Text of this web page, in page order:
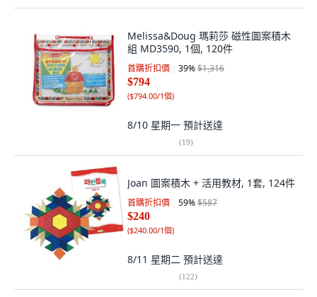
Melissa&Doug 瑪莉莎 磁性圖案積木
組 MD3590, 1個, 120件
首購折扣價 39%$1,316
$794
($794.00/1個)
8/10 星期一 預計送達
(19)
Joan 圖案積木 + 活用教材, 1套, 124件
首購折扣價 59%$587
$240
($240.00/1個)
8/11 星期二 預計送達
(122)